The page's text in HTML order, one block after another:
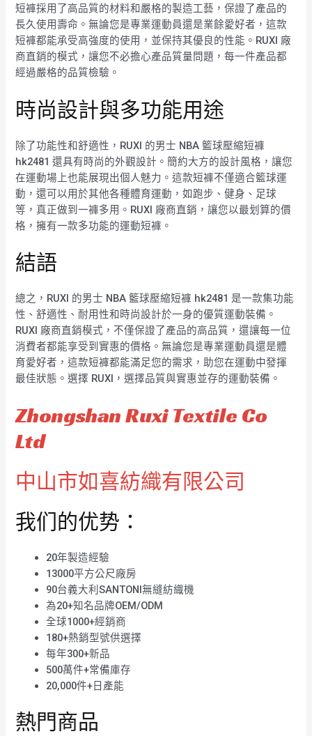
短褲採用了高品質的材料和嚴格的製造工藝，保證了產品的
長久使用壽命。無論您是專業運動員還是業餘愛好者，這款
短褲都能承受高強度的使用，並保持其優良的性能。RUXI 廠
商直銷的模式，讓您不必擔心產品質量問題，每一件產品都
經過嚴格的品質檢驗。
時尚設計與多功能用途
除了功能性和舒適性，RUXI 的男士 NBA 籃球壓縮短褲
hk2481 還具有時尚的外觀設計。簡約大方的設計風格，讓您
在運動場上也能展現出個人魅力。這款短褲不僅適合籃球運
動，還可以用於其他各種體育運動，如跑步、健身、足球
等，真正做到一褲多用。RUXI 廠商直銷，讓您以最划算的價
格，擁有一款多功能的運動短褲。
結語
總之，RUXI 的男士 NBA 籃球壓縮短褲 hk2481 是一款集功能
性、舒適性、耐用性和時尚設計於一身的優質運動裝備。
RUXI 廠商直銷模式，不僅保證了產品的高品質，還讓每一位
消費者都能享受到實惠的價格。無論您是專業運動員還是體
育愛好者，這款短褲都能滿足您的需求，助您在運動中發揮
最佳狀態。選擇 RUXI，選擇品質與實惠並存的運動裝備。
Zhongshan Ruxi Textile Co
Ltd
中山市如喜紡織有限公司
我们的优势：
20年製造經驗
13000平方公尺廠房
90台義大利SANTONI無縫紡織機
為20+知名品牌OEM/ODM
全球1000+經銷商
180+熱銷型號供選擇
每年300+新品
500萬件+常備庫存
20,000件+日產能
熱門商品